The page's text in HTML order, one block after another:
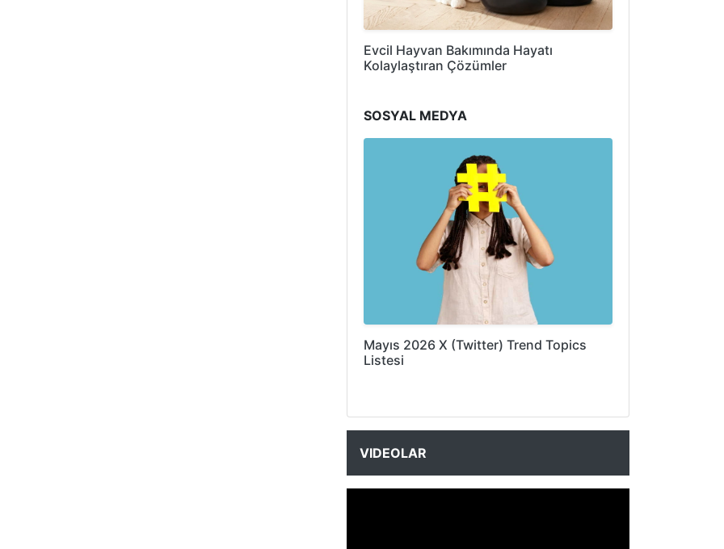
Evcil Hayvan Bakımında Hayatı
Kolaylaştıran Çözümler
SOSYAL MEDYA
Mayıs 2026 X (Twitter) Trend Topics
Listesi
VIDEOLAR